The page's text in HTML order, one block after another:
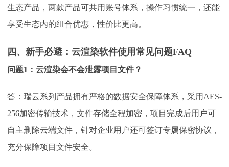
生态产品，两款产品可共用账号体系，操作习惯统一，还能
享受生态内的组合优惠，性价比更高。
四、新手必避：云渲染软件使用常见问题FAQ
问题1：云渲染会不会泄露项目文件？
答：瑞云系列产品拥有严格的数据安全保障体系，采用 AES-
256加密传输技术，文件存储全程加密，项目完成后用户可
自主删除云端文件，针对企业用户还可签订专属保密协议，
充分保障项目文件安全。